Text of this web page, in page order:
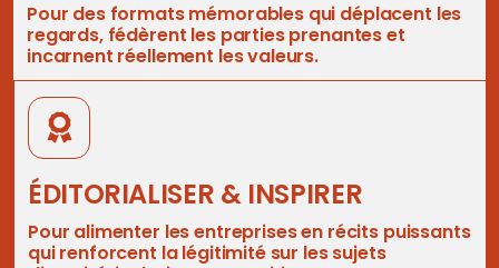
Pour des formats mémorables qui déplacent les
regards, fédèrent les parties prenantes et
incarnent réellement les valeurs.
ÉDITORIALISER & INSPIRER
Pour alimenter les entreprises en récits puissants
qui renforcent la légitimité sur les sujets